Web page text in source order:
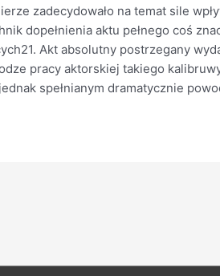
zadecydowało na temat sile
dopełnienia aktu pełnego coś
Akt absolutny postrzegany
pracy aktorskiej takiego
spełnianym dramatycznie